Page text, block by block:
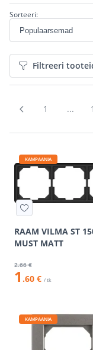
Sorteeri:
Filtreeri
1 ...
KAMPAANIA
RAAM VILMA ST
MUST MATT
2.66 €
1 .60 € / tk
KAMPAANIA